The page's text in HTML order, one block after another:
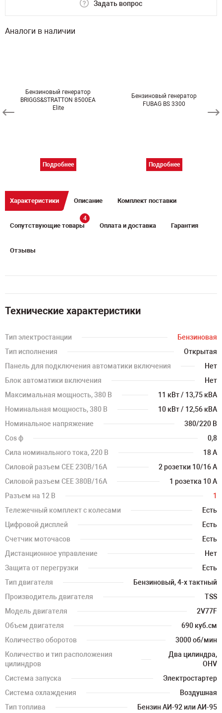
Задать вопрос
Аналоги в наличии
Бензиновый генератор
BRIGGS&STRATTON 8500EA
Elite
Подробнее
Бензиновый генератор
FUBAG BS 3300
Подробнее
Характеристики Описание Комплект поставки
Сопутствующие товары
4
Оплата и доставка Гарантия
Отзывы
Технические характеристики
Тип электростанции
Бензиновая
Тип исполнения
Открытая
Панель для подключения автоматики включения
Нет
Блок автоматики включения
Нет
Максимальная мощность, 380 В
11 кВт / 13,75 кВА
Номинальная мощность, 380 В
10 кВт / 12,56 кВА
Номинальное напряжение
380/220 В
Cos ф
0,8
Сила номинального тока, 220 В
18 А
Силовой разъем CEE 230В/16А
2 розетки 10/16 А
Силовой разъем CEE 380В/16А
1 розетка 10 А
Разъем на 12 В
1
Тележечный комплект с колесами
Есть
Цифровой дисплей
Есть
Счетчик моточасов
Есть
Дистанционное управление
Нет
Защита от перегрузки
Есть
Тип двигателя
Бензиновый, 4-х тактный
Производитель двигателя
TSS
Модель двигателя
2V77F
Объем двигателя
690 куб.см
Количество оборотов
3000 об/мин
Количество и тип расположения
цилиндров
Два цилиндра,
OHV
Система запуска
Электростартер
Система охлаждения
Воздушная
Тип топлива
Бензин АИ-92 или АИ-95